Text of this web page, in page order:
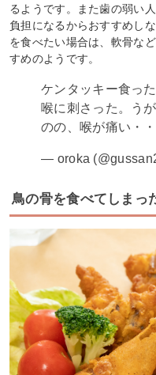
るようです。また歯の弱い
負担になるからおすすめし
を食べたい場合は、軟骨な
すめのようです。
ケンタッキー食っ
喉に刺さった。う
のの、喉が痛い・・
— oroka
鳥の骨を食べてしまっ